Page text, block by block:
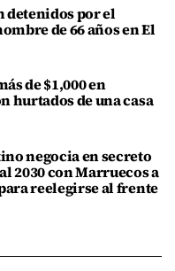
detenidos por el
de 66 años en El
de $1,000 en
hurtados de una casa
negocia en secreto
2030 con Marruecos a
reelegirse al frente